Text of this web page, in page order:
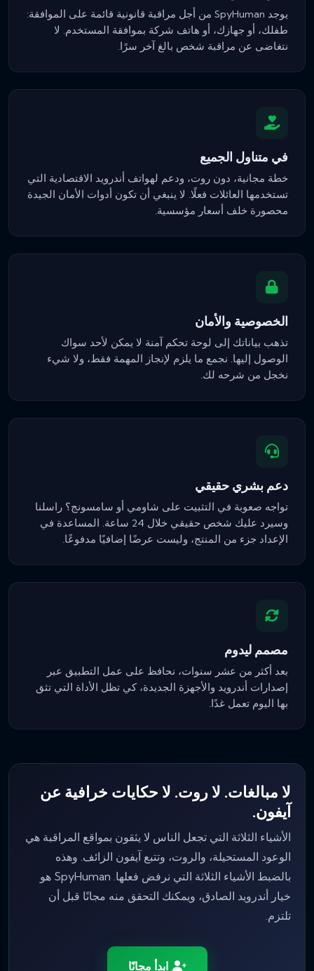
يوجد SpyHuman من أجل مراقبة قانونية قائمة على الموافقة:
طفلك، أو جهازك، أو هاتف شركة بموافقة المستخدم. لا
نتغاضى عن مراقبة شخص بالغ آخر سرًا.
في متناول الجميع
خطة مجانية، دون روت، ودعم لهواتف أندرويد الاقتصادية التي
تستخدمها العائلات فعلًا. لا ينبغي أن تكون أدوات الأمان الجيدة
محصورة خلف أسعار مؤسسية.
الخصوصية والأمان
تذهب بياناتك إلى لوحة تحكم آمنة لا يمكن لأحد سواك
الوصول إليها. نجمع ما يلزم لإنجاز المهمة فقط، ولا شيء
نخجل من شرحه لك.
دعم بشري حقيقي
تواجه صعوبة في التثبيت على شاومي أو سامسونج؟ راسلنا
وسيرد عليك شخص حقيقي خلال 24 ساعة. المساعدة في
الإعداد جزء من المنتج، وليست عرضًا إضافيًا مدفوعًا.
مصمم ليدوم
بعد أكثر من عشر سنوات، نحافظ على عمل التطبيق عبر
إصدارات أندرويد والأجهزة الجديدة، كي تظل الأداة التي تثق
بها اليوم تعمل غدًا.
لا مبالغات. لا روت. لا حكايات خرافية عن
آيفون.
الأشياء الثلاثة التي تجعل الناس لا يثقون بمواقع المراقبة هي
الوعود المستحيلة، والروت، وتتبع آيفون الزائف. وهذه
بالضبط الأشياء الثلاثة التي نرفض فعلها. SpyHuman هو
خيار أندرويد الصادق، ويمكنك التحقق منه مجانًا قبل أن
تلتزم.
ابدأ مجانًا